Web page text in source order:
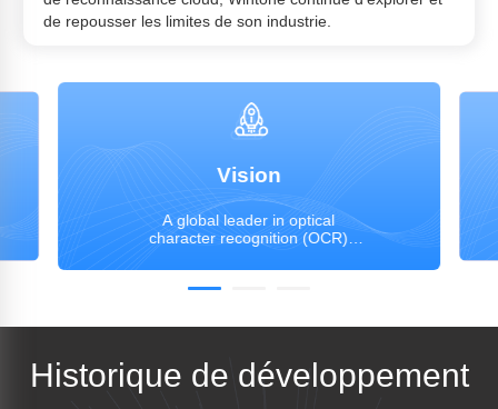
de repousser les limites de son industrie.
Vision
A global leader in optical
character recognition (OCR)
technology and intelligent image
processing technology.
Historique de développement